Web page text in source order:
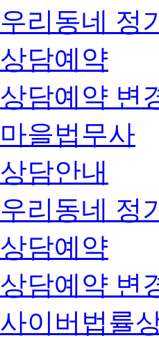
우리동네 정
상담예약
상담예약 변
마을법무사
상담안내
우리동네 정
상담예약
상담예약 변
사이버법률